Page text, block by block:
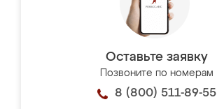
Оставьте заявку
Позвоните по номерам
8 (800) 511-89-55